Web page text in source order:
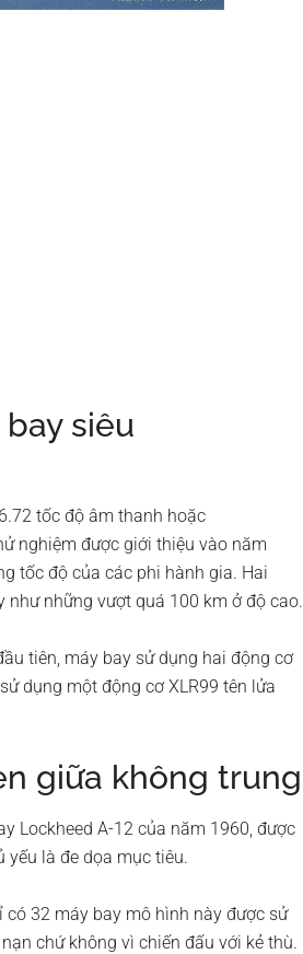
siêu
tốc độ âm thanh hoặc
nghiệm được giới thiệu vào năm
tốc độ của các phi hành gia. Hai
những vượt quá 100 km ở độ cao.
tiên, máy bay sử dụng hai động cơ
dụng một động cơ XLR99 tên lửa
giữa không trung
Lockheed A-12 của năm 1960, được
yếu là đe dọa mục tiêu.
có 32 máy bay mô hình này được sử
chứ không vì chiến đấu với kẻ thù.